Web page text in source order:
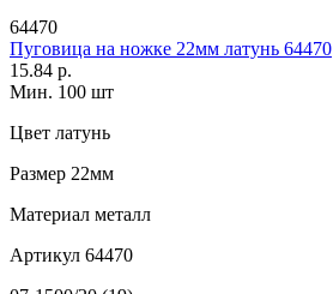
64470
Пуговица на ножке 22мм латунь 64470
15.84 р.
Мин. 100 шт
Цвет латунь
Размер 22мм
Материал металл
Артикул 64470